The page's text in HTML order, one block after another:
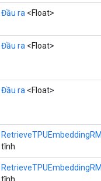
Đầu ra <Float>
Đầu ra <Float>
Đầu ra <Float>
tĩnh